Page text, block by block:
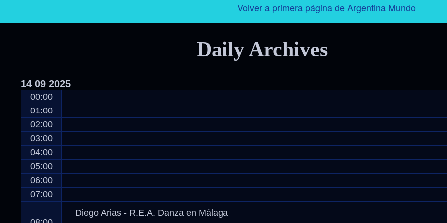
Volver a primera página de Argentina Mundo
Tango
Historia
Daily Archives
14 09 2025
00:00
01:00
02:00
03:00
04:00
05:00
06:00
07:00
Diego Arias - R.E.A. Danza en Málaga